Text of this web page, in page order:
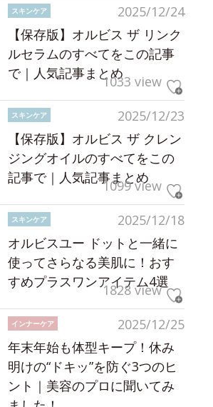
2025/12/24
スキンケア
【保存版】オルビス ザ リンク
ルセラムのすべてをこの記事
で｜人気記事まとめ1033 view
2025/12/23
スキンケア
【保存版】オルビス ザ クレン
ジングオイルのすべてをこの
記事で｜人気記事まとめ
1099 view
2025/12/18
スキンケア
オルビスユー ドットと一緒に
使ってさらなる美肌に！おす
すめプラスワンアイテム4選
1828 view
2025/12/25
インナーケア
年末年始も体型キープ！休み
明けの“ドキッ”を防ぐ3つのヒ
ント｜美容のプロに聞いてみ